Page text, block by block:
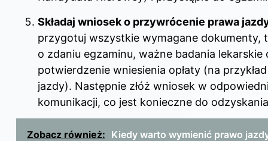
Składaj wniosek o przywrócenie prawa
przygotuj wszystkie wymagane dokumenty,
o zdaniu egzaminu, ważne badania lekarskie
potwierdzenie wniesienia opłaty (na
jazdy). Następnie złóż wniosek w
komunikacji, co jest konieczne do
Zobacz również: Kiedy warto wymienić prawo